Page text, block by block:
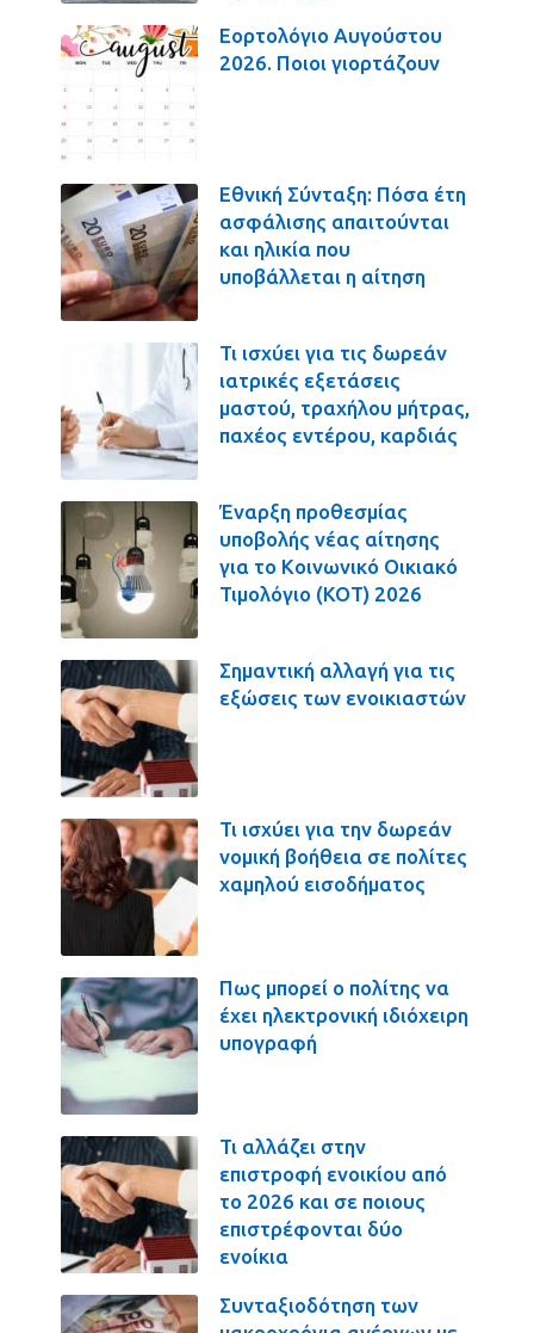
Εορτολόγιο Αυγούστου
2026. Ποιοι γιορτάζουν
Εθνική Σύνταξη: Πόσα έτη
ασφάλισης απαιτούνται
και ηλικία που
υποβάλλεται η αίτηση
Τι ισχύει για τις δωρεάν
ιατρικές εξετάσεις
μαστού, τραχήλου μήτρας,
παχέος εντέρου, καρδιάς
Έναρξη προθεσμίας
υποβολής νέας αίτησης
για το Κοινωνικό Οικιακό
Τιμολόγιο (ΚΟΤ) 2026
Σημαντική αλλαγή για τις
εξώσεις των ενοικιαστών
Τι ισχύει για την δωρεάν
νομική βοήθεια σε πολίτες
χαμηλού εισοδήματος
Πως μπορεί ο πολίτης να
έχει ηλεκτρονική ιδιόχειρη
υπογραφή
Τι αλλάζει στην
επιστροφή ενοικίου από
το 2026 και σε ποιους
επιστρέφονται δύο
ενοίκια
Συνταξιοδότηση των